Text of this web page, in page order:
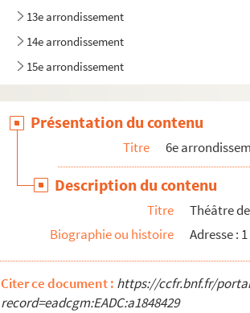
13e arrondissement
14e arrondissement
15e arrondissement
Présentation du contenu
Titre 6e
Description du contenu
Titre
Théâtre
Biographie ou histoire
Adresse :
Citer ce document : https://ccfr.bnf.fr/
record=eadcgm:EADC:a1848429